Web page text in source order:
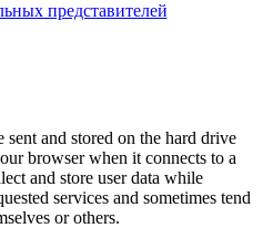
представителей
sent and stored on the hard drive
browser when it connects to a
and store user data while
services and sometimes tend
or others.